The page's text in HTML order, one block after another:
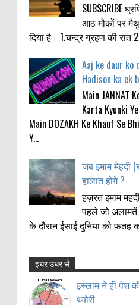
SUBSCRIBE
आठ मौकों पर
दिया है। 1.चन्द्र ग्रहण की रात
Aaj ke daur ko
Hadison ka ek
Main JANNAT
Karta Kyunki
Main DOZAKH Ke Khauf Se
Y...
जब इमाम मेहदी
हालात होंगे ?
हज़रत इमाम
पहले जो अलामतें
के दौरान ईसाई दुनिया को
इस्लाम ने ही पेश
थ्योरी
0
Anonymous:
11-21-2021
Thanks my big
इधर उधर से
इस्लाम ने ही पेश
थ्योरी